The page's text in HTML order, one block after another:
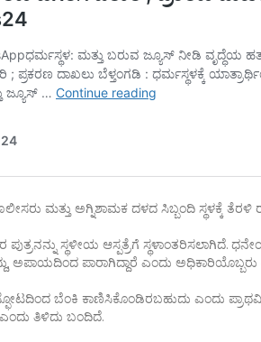
ಮತ್ತು ಅಗ್ನಿಶಾಮಕ ದಳದ ಸಿಬ್ಬಂದಿ ಸ್ಥಳಕ್ಕೆ ತೆರಳಿ
ಸ್ಥಳೀಯ ಆಸ್ಪತ್ರೆಗೆ ಸ್ಥಳಾಂತರಿಸಲಾಗಿದೆ.
ಅಪಾಯದಿಂದ ಪಾರಾಗಿದ್ದಾರೆ ಎಂದು ಅಧಿಕಾರಿಯೊಬ್ಬರು
ಬೆಂಕಿ ಕಾಣಿಸಿಕೊಂಡಿರಬಹುದು ಎಂದು
ತಿಳಿದು ಬಂದಿದೆ.